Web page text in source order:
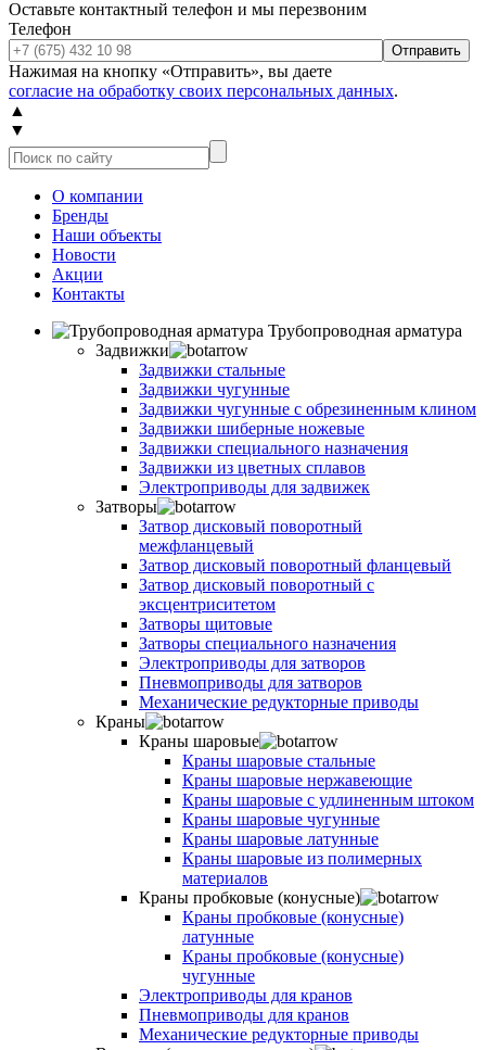
Оставьте контактный телефон и мы перезвоним
Телефон
Отправить
Нажимая на кнопку «Отправить», вы даете
согласие на обработку своих персональных данных.
▲
▼
О компании
Бренды
Наши объекты
Новости
Акции
Контакты
Трубопроводная арматура
Задвижки
Задвижки стальные
Задвижки чугунные
Задвижки чугунные с обрезиненным клином
Задвижки шиберные ножевые
Задвижки специального назначения
Задвижки из цветных сплавов
Электроприводы для задвижек
Затворы
Затвор дисковый поворотный
межфланцевый
Затвор дисковый поворотный фланцевый
Затвор дисковый поворотный с
эксцентриситетом
Затворы щитовые
Затворы специального назначения
Электроприводы для затворов
Пневмоприводы для затворов
Механические редукторные приводы
Краны
Краны шаровые
Краны шаровые стальные
Краны шаровые нержавеющие
Краны шаровые с удлиненным штоком
Краны шаровые чугунные
Краны шаровые латунные
Краны шаровые из полимерных
материалов
Краны пробковые (конусные)
Краны пробковые (конусные)
латунные
Краны пробковые (конусные)
чугунные
Электроприводы для кранов
Пневмоприводы для кранов
Механические редукторные приводы